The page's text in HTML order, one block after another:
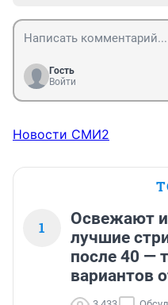
Гость
Войти
Новости СМИ2
1
Освежают
лучшие
после 40 —
вариантов